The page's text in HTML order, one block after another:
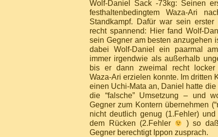
Wolf-Daniel Sack -73kg: Seinen
festhaltenbedingtem Waza-Ari
Standkampf. Dafür war sein erster
recht spannend: Hier fand Wolf-
sein Gegner am besten anzugehen
dabei Wolf-Daniel ein paarmal
immer irgendwie als außerhalb
bis er dann zweimal recht locker
Waza-Ari erzielen konnte. Im dritten
einen Uchi-Mata an, Daniel hatte
die “falsche” Umsetzung – und
Gegner zum Kontern übernehmen
nicht deutlich genug (1.Fehler)
dem Rücken (2.Fehler
) so
Gegner berechtigt Ippon zusprach.